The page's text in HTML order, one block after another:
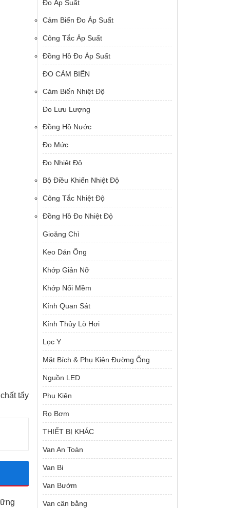
tẩy
Đo Áp Suất
Cảm Biến Đo Áp Suất
Công Tắc Áp Suất
Đồng Hồ Đo Áp Suất
ĐO CẢM BIẾN
Cảm Biến Nhiệt Độ
Đo Lưu Lượng
Đồng Hồ Nước
Đo Mức
Đo Nhiệt Độ
Bộ Điều Khiển Nhiệt Độ
Công Tắc Nhiệt Độ
Đồng Hồ Đo Nhiệt Độ
Gioăng Chì
Keo Dán Ống
Khớp Giản Nỡ
Khớp Nối Mềm
Kính Quan Sát
Kính Thủy Lò Hơi
Lọc Y
Mặt Bích & Phụ Kiện Đường Ống
Nguồn LED
Phụ Kiện
Rọ Bơm
THIẾT BỊ KHÁC
Van An Toàn
Van Bi
Van Bướm
Van cân bằng